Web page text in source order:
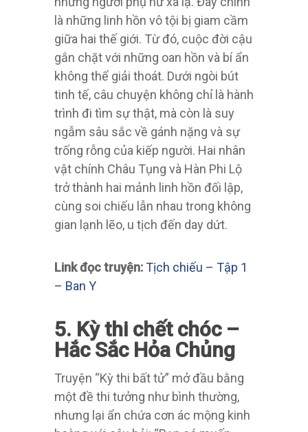
gắn chặt với những oan hồn và bí ẩn
không thể giải thoát. Dưới ngòi bút
tinh tế, câu chuyện không chỉ là hành
trình đi tìm sự thật, mà còn là suy
ngẫm sâu sắc về gánh nặng và sự
trống rỗng của kiếp người. Hai nhân
vật chính Châu Tụng và Hàn Phi Lộ
trở thành hai mảnh linh hồn đối lập,
cùng soi chiếu lẫn nhau trong không
gian lạnh lẽo, u tịch đến day dứt.
Link đọc truyện: Tịch chiếu – Tập 1
– Ban Y
5. Kỳ thi chết chóc –
Truyện “Kỳ thi bất tử” mở đầu bằng
một đề thi tưởng như bình thường,
nhưng lại ẩn chứa cơn ác mộng kinh
hoàng với câu hỏi: “Bạn có muốn
được bất tử không?”. Những thí sinh
chọn “Có” lập tức bị kéo vào một